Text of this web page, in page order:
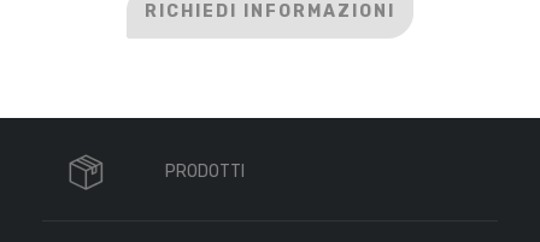
RICHIEDI INFORMAZIONI
PRODOTTI